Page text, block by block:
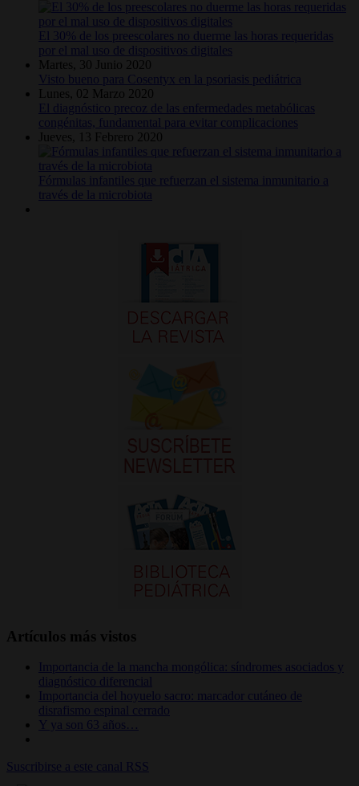
El 30% de los preescolares no duerme las horas requeridas
por el mal uso de dispositivos digitales
Martes, 30 Junio 2020
Visto bueno para Cosentyx en la psoriasis pediátrica
Lunes, 02 Marzo 2020
El diagnóstico precoz de las enfermedades metabólicas
congénitas, fundamental para evitar complicaciones
Jueves, 13 Febrero 2020
Fórmulas infantiles que refuerzan el sistema inmunitario a
través de la microbiota
Artículos más vistos
Importancia de la mancha mongólica: síndromes asociados y
diagnóstico diferencial
Importancia del hoyuelo sacro: marcador cutáneo de
disrafismo espinal cerrado
Y ya son 63 años…
Suscribirse a este canal RSS